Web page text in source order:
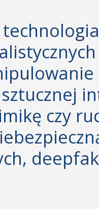
czy